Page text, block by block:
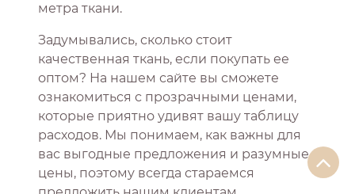
метра ткани.
Задумывались, сколько стоит
качественная ткань, если покупать ее
оптом? На нашем сайте вы сможете
ознакомиться с прозрачными ценами,
которые приятно удивят вашу таблицу
расходов. Мы понимаем, как важны для
вас выгодные предложения и разумные
цены, поэтому всегда стараемся